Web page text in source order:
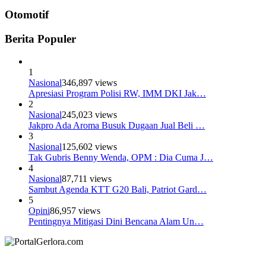
Otomotif
Berita Populer
1
Nasional346,897 views
Apresiasi Program Polisi RW, IMM DKI Jak…
2
Nasional245,023 views
Jakpro Ada Aroma Busuk Dugaan Jual Beli …
3
Nasional125,602 views
Tak Gubris Benny Wenda, OPM : Dia Cuma J…
4
Nasional87,711 views
Sambut Agenda KTT G20 Bali, Patriot Gard…
5
Opini86,957 views
Pentingnya Mitigasi Dini Bencana Alam Un…